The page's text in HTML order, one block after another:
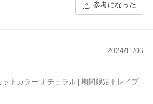
参考になった
2024/11/06
トカラー:ナチュラル | 期間限定トレイプ